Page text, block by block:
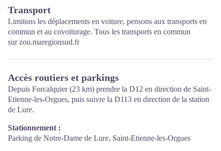
Transport
Limitons les déplacements en voiture, pensons aux transports en
commun et au covoiturage. Tous les transports en commun
surzou.maregionsud.fr
Accès routiers et parkings
Depuis Forcalquier (23 km) prendre la D12 en direction de Saint-
Etienne-les-Orgues, puis suivre la D113 en direction de la station
de Lure.
Stationnement :
Parking de Notre-Dame de Lure, Saint-Etienne-les-Orgues